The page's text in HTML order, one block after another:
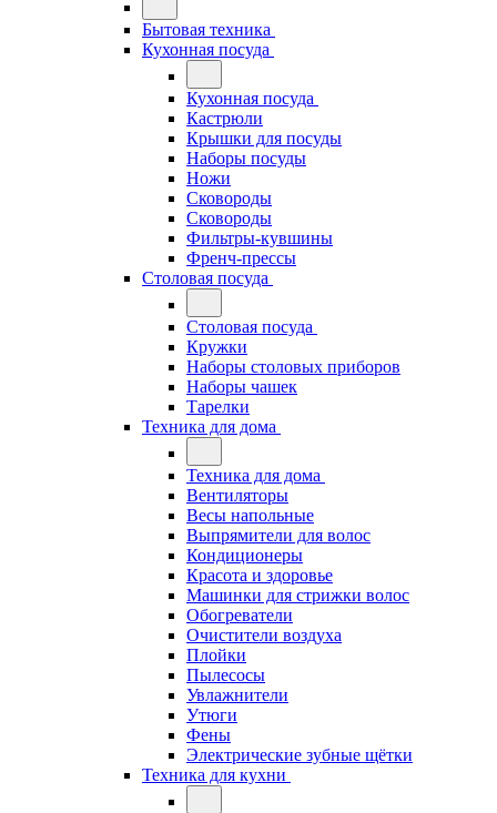
Бытовая техника
Кухонная посуда
Кухонная посуда
Кастрюли
Крышки для посуды
Наборы посуды
Ножи
Сковороды
Сковороды
Фильтры-кувшины
Френч-прессы
Столовая посуда
Столовая посуда
Кружки
Наборы столовых приборов
Наборы чашек
Тарелки
Техника для дома
Техника для дома
Вентиляторы
Весы напольные
Выпрямители для волос
Кондиционеры
Красота и здоровье
Машинки для стрижки волос
Обогреватели
Очистители воздуха
Плойки
Пылесосы
Увлажнители
Утюги
Фены
Электрические зубные щётки
Техника для кухни